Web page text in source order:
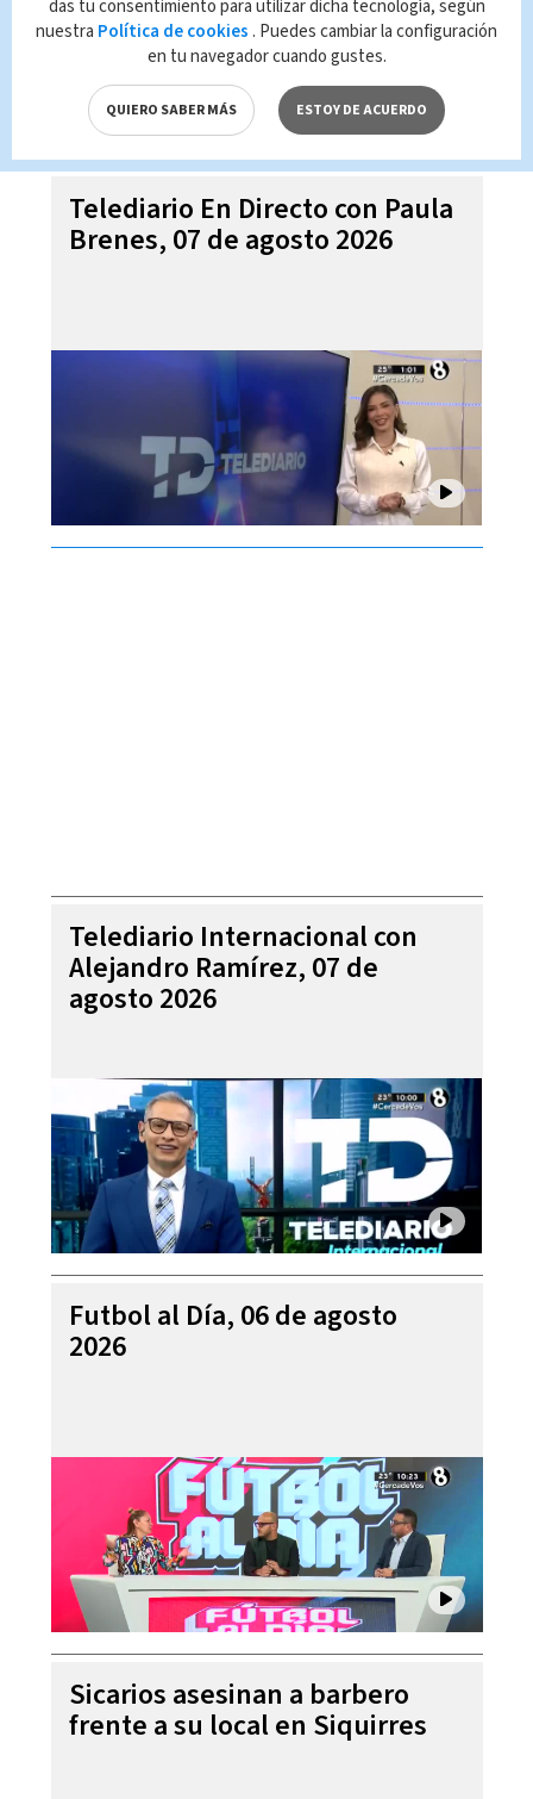
Telediario En Directo con Paula
Brenes, 07 de agosto 2026
Telediario Internacional con
Alejandro Ramírez, 07 de
agosto 2026
Futbol al Día, 06 de agosto
2026
Sicarios asesinan a barbero
frente a su local en Siquirres
das tu consentimiento para utilizar dicha tecnología, según
nuestra Política de cookies . Puedes cambiar la configuración
en tu navegador cuando gustes.
QUIERO SABER MÁS ESTOY DE ACUERDO